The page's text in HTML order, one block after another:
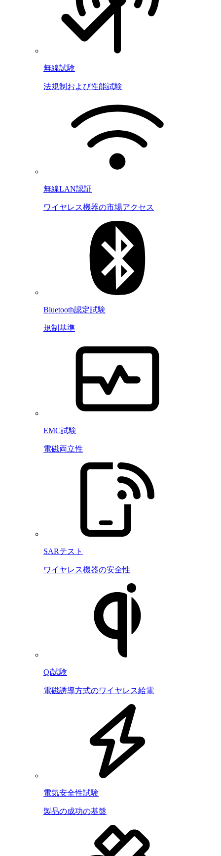
無線試験
法規制および性能試験
無線LAN認証
ワイヤレス機器の市場アクセス
Bluetooth認定試験
規制基準
EMC試験
電磁両立性
SARテスト
ワイヤレス機器の安全性
Qi試験
電磁誘導方式のワイヤレス給電
電気安全性試験
製品の成功の基盤